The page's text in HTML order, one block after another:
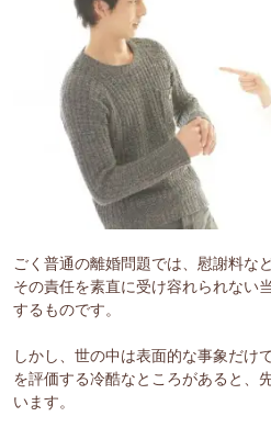
ごく普通の離婚問題では、慰謝料な
その責任を素直に受け容れられない
するものです。
しかし、世の中は表面的な事象だけ
を評価する冷酷なところがあると、
います。